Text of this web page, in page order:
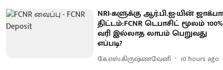
NRI-களுக்கு ஆர்.பி.ஐ-யின்
திட்டம்:FCNR டெபாசிட் மூலம் 100%
வரி இல்லாத லாபம் பெறுவது
எப்படி?
கே.எஸ்.கிருஷ்ணவேனி 10 hours ago